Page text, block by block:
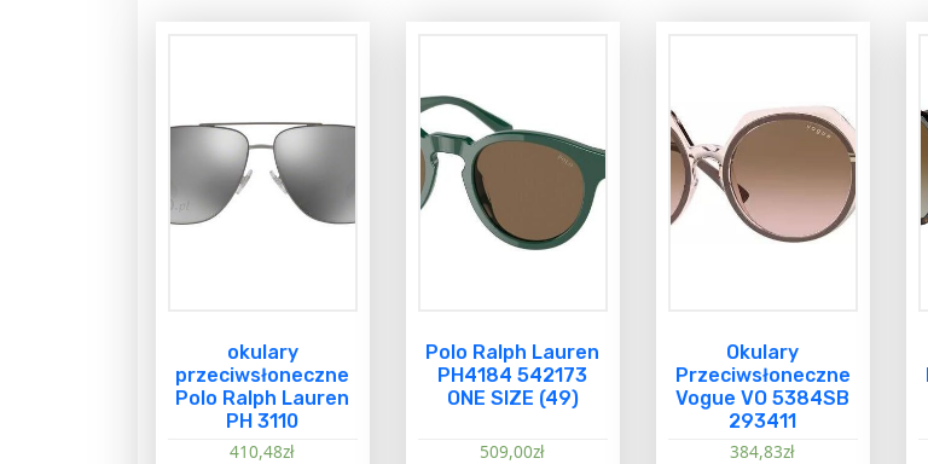
okulary
przeciwsłoneczne
Polo Ralph Lauren
PH 3110
410,48zł
Polo Ralph Lauren
PH4184 542173
ONE SIZE (49)
509,00zł
Okulary
Przeciwsłoneczne
Vogue VO 5384SB
293411
384,83zł